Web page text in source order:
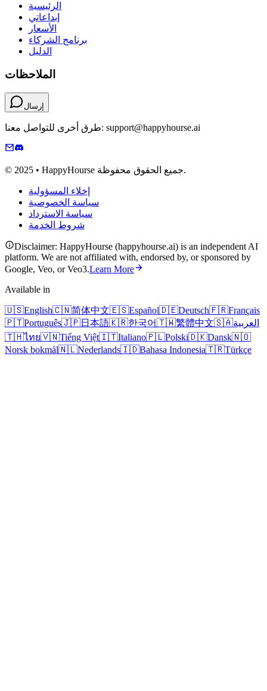
الرئيسية
إبداعاتي
الأسعار
برنامج الشركاء
الدليل
الملاحظات
إرسال
طرق أخرى للتواصل معنا: support@happyhourse.ai
© 2025 • HappyHourse جميع الحقوق محفوظة.
إخلاء المسؤولية
سياسة الخصوصية
سياسة الاسترداد
شروط الخدمة
Disclaimer: HappyHourse (happyhourse.ai) is an independent AI
platform. We are not affiliated with, endorsed by, or sponsored by
Google, Veo, or Veo3.Learn More
Available in
🇺🇸English🇨🇳简体中文🇪🇸Español🇩🇪Deutsch🇫🇷Français
🇵🇹Português🇯🇵日本語🇰🇷한국어🇹🇼繁體中文🇸🇦العربية
🇹🇭ไทย🇻🇳Tiếng Việt🇮🇹Italiano🇵🇱Polski🇩🇰Dansk🇳🇴
Norsk bokmål🇳🇱Nederlands🇮🇩Bahasa Indonesia🇹🇷Türkçe